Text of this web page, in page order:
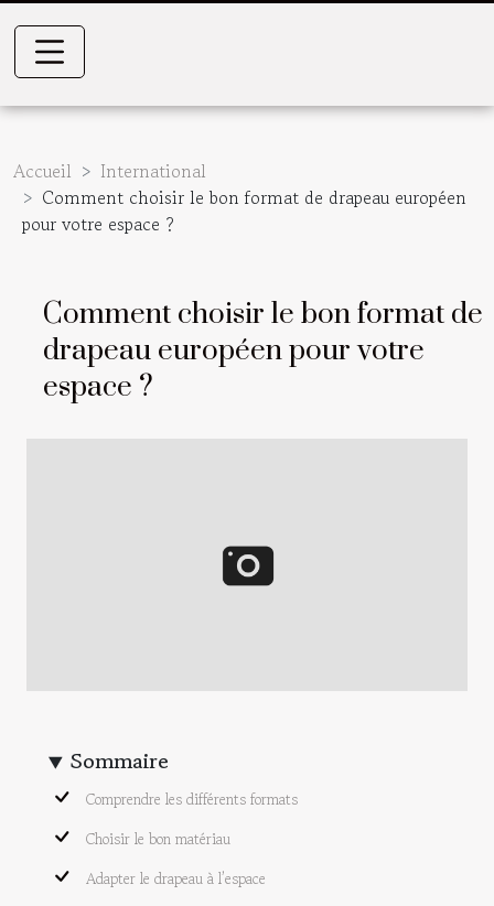
Accueil
International
Comment choisir le bon format de drapeau européen
pour votre espace ?
Comment choisir le bon format de
drapeau européen pour votre
espace ?
Sommaire
Comprendre les différents formats
Choisir le bon matériau
Adapter le drapeau à l’espace